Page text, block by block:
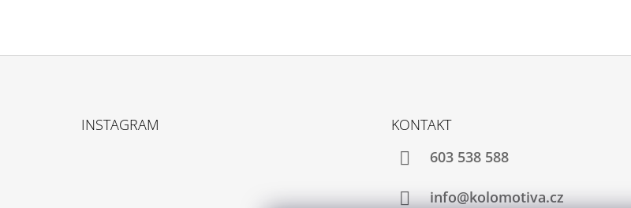
INSTAGRAM
KONTAKT
603 538 588
info@kolomotiva.cz